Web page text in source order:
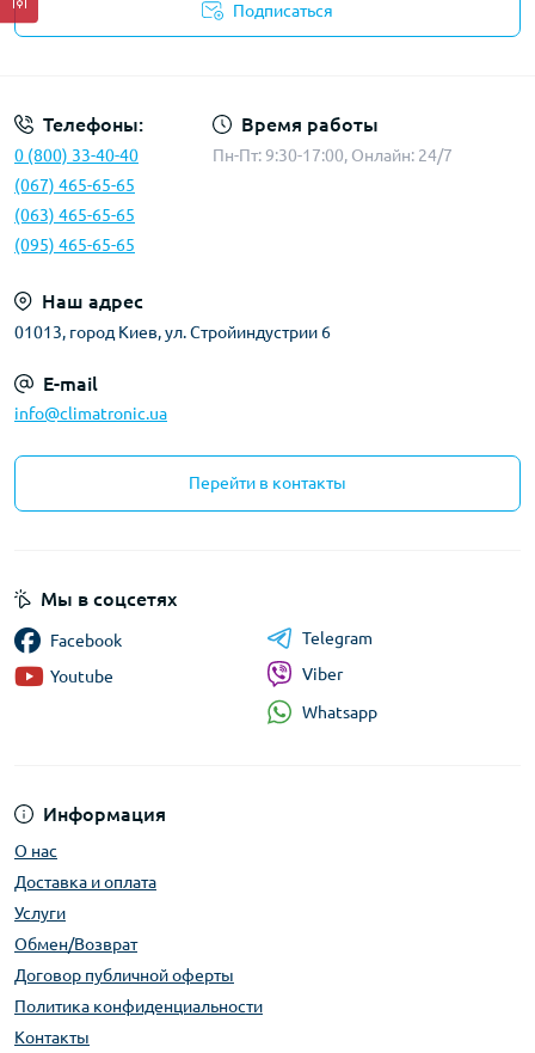
Подписаться
Телефоны:
0 (800) 33-40-40
(067) 465-65-65
(063) 465-65-65
(095) 465-65-65
Время работы
Пн-Пт: 9:30-17:00, Онлайн: 24/7
Наш адрес
01013, город Киев, ул. Стройиндустрии 6
E-mail
info@climatronic.ua
Перейти в контакты
Информация
О нас
Доставка и оплата
Услуги
Обмен/Возврат
Договор публичной оферты
Политика конфиденциальности
Контакты
Мы в соцсетях
Facebook
Youtube
Telegram
Viber
Whatsapp